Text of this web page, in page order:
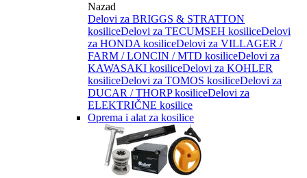
Nazad
Delovi za BRIGGS & STRATTON
kosiliceDelovi za TECUMSEH kosiliceDelovi
za HONDA kosiliceDelovi za VILLAGER /
FARM / LONCIN / MTD kosiliceDelovi za
KAWASAKI kosiliceDelovi za KOHLER
kosiliceDelovi za TOMOS kosiliceDelovi za
DUCAR / THORP kosiliceDelovi za
ELEKTRIČNE kosilice
Oprema i alat za kosilice